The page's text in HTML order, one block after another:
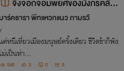
จิ้งจอกจอมพยศของมังกรคลั่งรั
าร์คธารา พีทแหวกแนว ภามรวี
แค่หนีเที่ยวเมืองมนุษย์ครั้งเดียว ชีวิตข้าก็พัง
ม่เป็นท่า...
545 3 0 3